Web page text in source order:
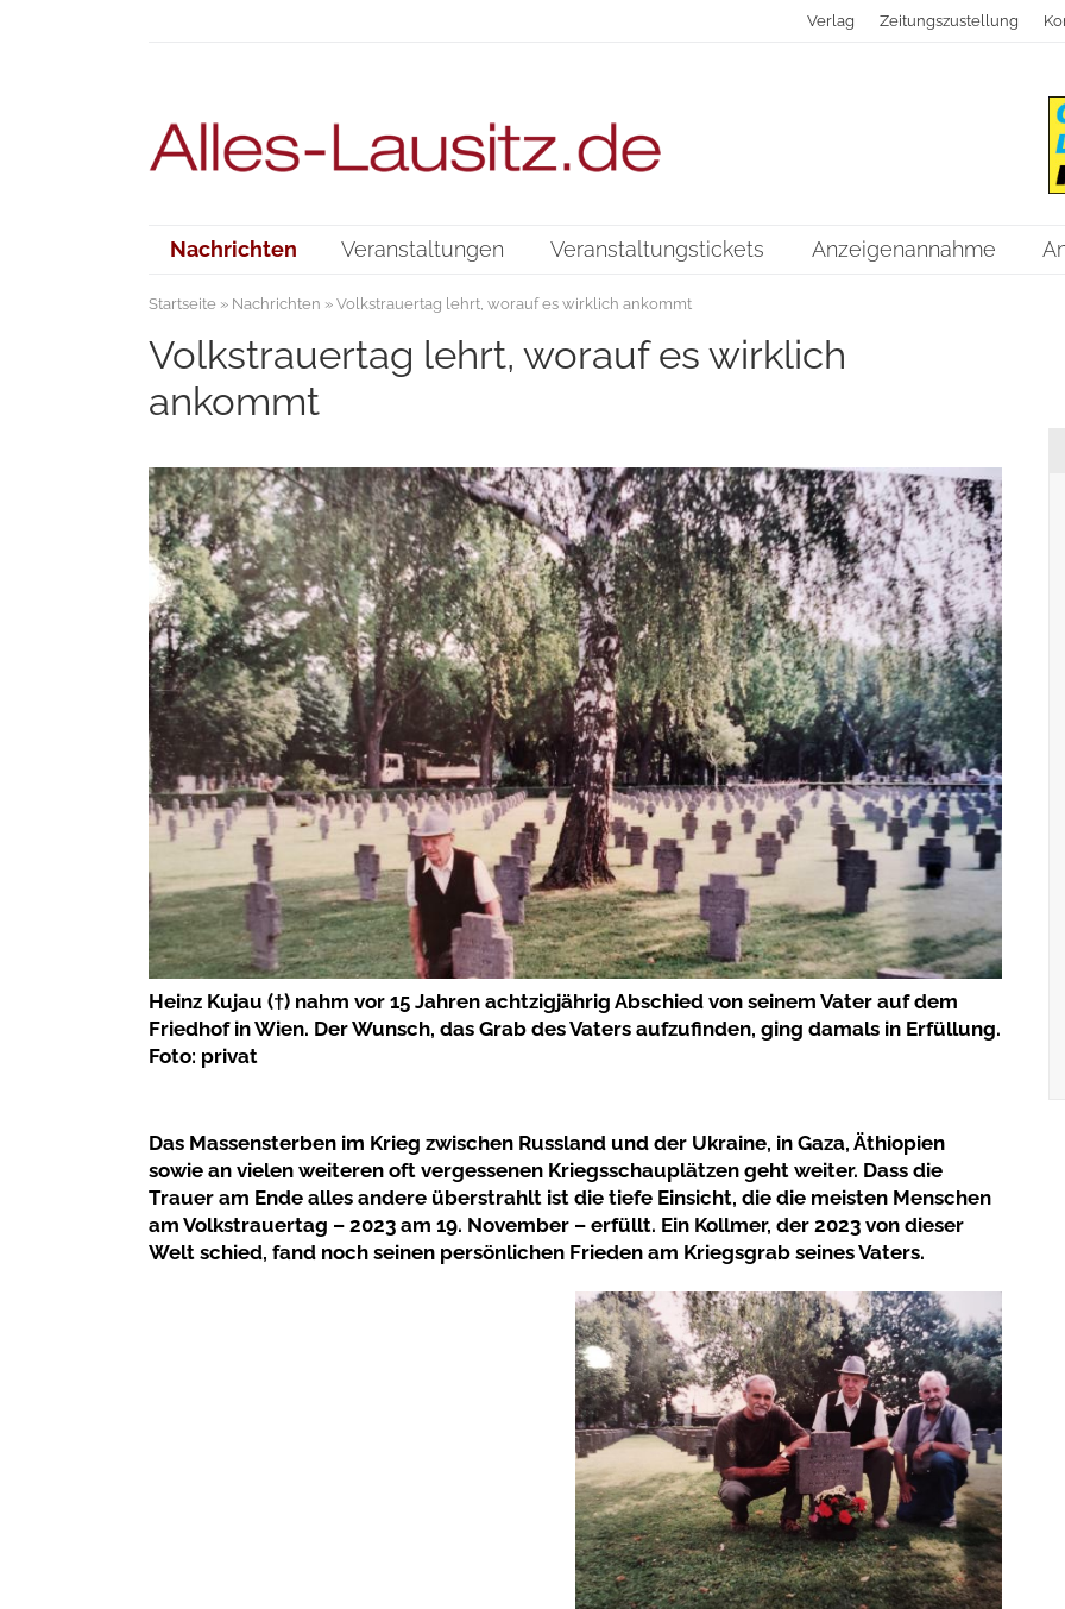
Verlag Zeitungszustellung
Nachrichten Veranstaltungen Veranstaltungstickets Anzeigenannahme
Startseite» Nachrichten » Volkstrauertag lehrt, worauf es wirklich ankommt
Volkstrauertag lehrt, worauf es wirklich
ankommt
Heinz Kujau (†) nahm vor 15 Jahren achtzigjährig Abschied von seinem Vater auf dem
Friedhof in Wien. Der Wunsch, das Grab des Vaters aufzufinden, ging damals in Erfüllung.
Foto: privat
Das Massensterben im Krieg zwischen Russland und der Ukraine, in Gaza, Äthiopien
sowie an vielen weiteren oft vergessenen Kriegsschauplätzen geht weiter. Dass die
Trauer am Ende alles andere überstrahlt ist die tiefe Einsicht, die die meisten Menschen
am Volkstrauertag – 2023 am 19. November – erfüllt. Ein Kollmer, der 2023 von dieser
Welt schied, fand noch seinen persönlichen Frieden am Kriegsgrab seines Vaters.